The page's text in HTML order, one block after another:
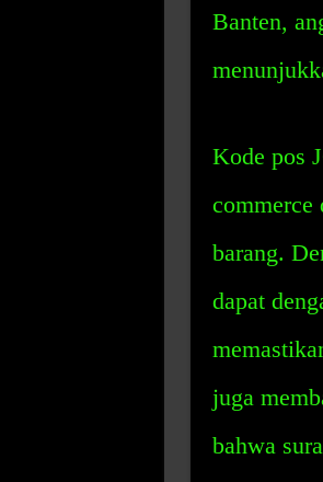
Banten,
Kode pos
commerce
barang.
dapat
juga
bahwa